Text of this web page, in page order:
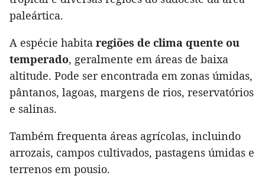
paleártica.
A espécie habita regiões de clima quente ou
temperado, geralmente em áreas de baixa
altitude. Pode ser encontrada em zonas úmidas,
pântanos, lagoas, margens de rios, reservatórios
e salinas.
Também frequenta áreas agrícolas, incluindo
arrozais, campos cultivados, pastagens úmidas e
terrenos em pousio.